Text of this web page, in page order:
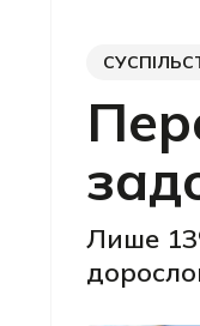
Категорія
Дата
Лише